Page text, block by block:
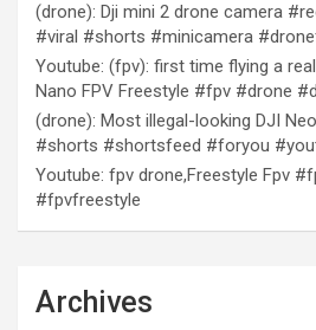
(drone): Dji mini 2 drone camera
#viral #shorts #minicamera
Youtube: (fpv): first time flying a
Nano FPV Freestyle #fpv #drone
(drone): Most illegal-looking DJI
#shorts #shortsfeed #foryou
Youtube: fpv drone,Freestyle Fpv
#fpvfreestyle
Archives